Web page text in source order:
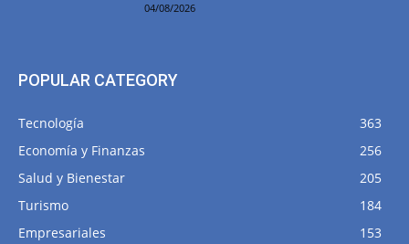
04/08/2026
POPULAR CATEGORY
Tecnología
363
Economía y Finanzas
256
Salud y Bienestar
205
Turismo
184
Empresariales
153